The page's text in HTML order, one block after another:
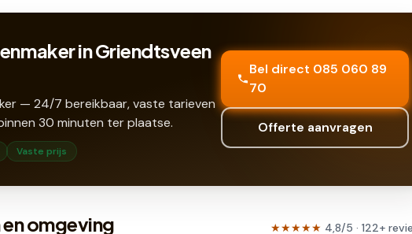
in Griendtsveen
— 24/7 bereikbaar, vaste tarieven
30 minuten ter plaatse.
Vaste prijs
Bel direct 085 060 89
70
Offerte aanvragen
omgeving ★★★★★ 4,8/5 · 122+